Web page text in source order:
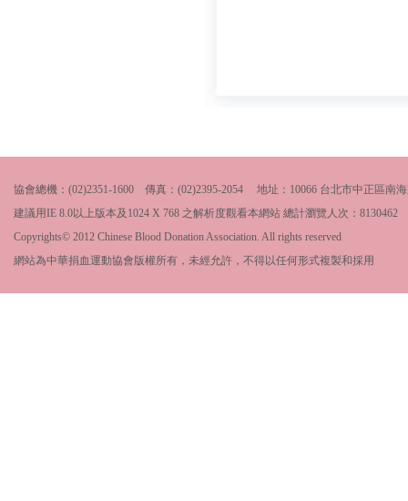
協會總機：(02)2351-1600 傳真：(02)2395-2054 地址：10066 台北市中正區南
建議用IE 8.0以上版本及1024 X 768 之解析度觀看本網站 總計瀏覽人次： 8130462
Copyrights© 2012 Chinese Blood Donation Association. All rights reserved
網站為中華捐血運動協會版權所有，未經允許，不得以任何形式複製和採用